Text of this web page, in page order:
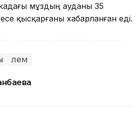
мұздың ауданы 35
қысқарғаны хабарланған еді.
Әлем